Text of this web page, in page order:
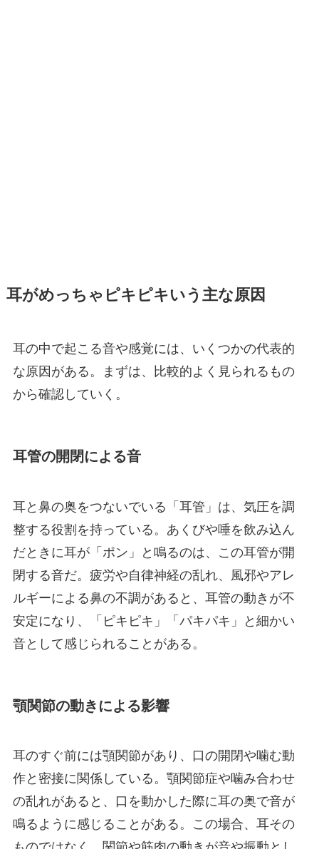
耳がめっちゃピキピキいう主な原因
耳の中で起こる音や感覚には、いくつかの代表的
な原因がある。まずは、比較的よく見られるもの
から確認していく。
耳管の開閉による音
耳と鼻の奥をつないでいる「耳管」は、気圧を調
整する役割を持っている。あくびや唾を飲み込ん
だときに耳が「ポン」と鳴るのは、この耳管が開
閉する音だ。疲労や自律神経の乱れ、風邪やアレ
ルギーによる鼻の不調があると、耳管の動きが不
安定になり、「ピキピキ」「パキパキ」と細かい
音として感じられることがある。
顎関節の動きによる影響
耳のすぐ前には顎関節があり、口の開閉や噛む動
作と密接に関係している。顎関節症や噛み合わせ
の乱れがあると、口を動かした際に耳の奥で音が
鳴るように感じることがある。この場合、耳その